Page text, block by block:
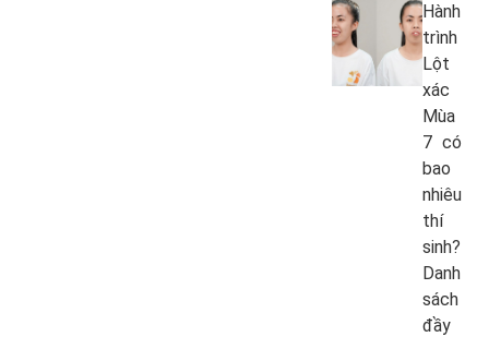
Hành
trình
Lột
xác
Mùa
7 có
bao
nhiêu
thí
sinh?
Danh
sách
đầy